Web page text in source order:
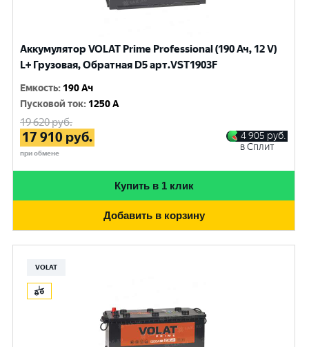
Аккумулятор VOLAT Prime Professional (190 Ач, 12 V)
L+ Грузовая, Обратная D5 арт.VST1903F
Емкость: 190 Ач
Пусковой ток: 1250 A
19 620руб.
17 910 руб.
при обмене
4 905 руб.
в Сплит
Купить в 1 клик
Добавить в корзину
VOLAT